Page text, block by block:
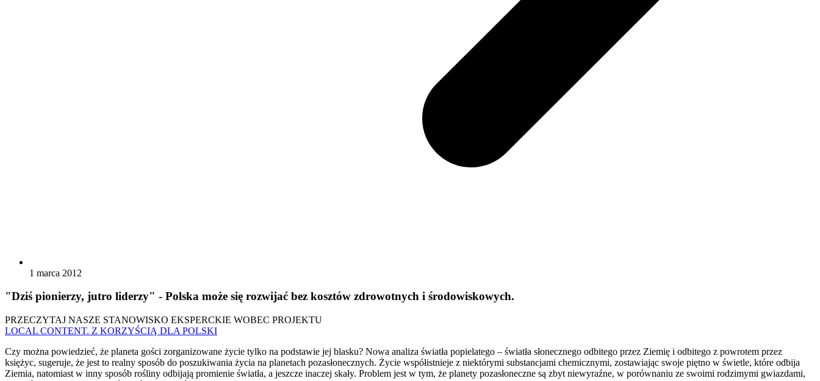
1 marca 2012
"Dziś pionierzy, jutro liderzy" - Polska może się rozwijać bez kosztów zdrowotnych i środowiskowych.
PRZECZYTAJ NASZE STANOWISKO EKSPERCKIE WOBEC PROJEKTU
LOCAL CONTENT. Z KORZYŚCIĄ DLA POLSKI
Czy można powiedzieć, że planeta gości zorganizowane życie tylko na podstawie jej blasku? Nowa analiza światła popielatego – światła słonecznego odbitego przez Ziemię i odbitego z powrotem przez
księżyc, sugeruje, że jest to realny sposób do poszukiwania życia na planetach pozasłonecznych. Życie współistnieje z niektórymi substancjami chemicznymi, zostawiając swoje piętno w świetle, które odbija
Ziemia, natomiast w inny sposób rośliny odbijają promienie światła, a jeszcze inaczej skały. Problem jest w tym, że planety pozasłoneczne są zbyt niewyraźne, w porównaniu ze swoimi rodzimymi gwiazdami,